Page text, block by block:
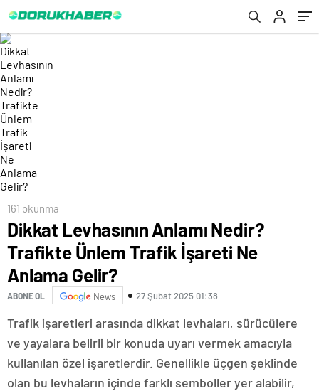
161 okunma
Dikkat Levhasının Anlamı Nedir?
Trafikte Ünlem Trafik İşareti Ne
Anlama Gelir?
ABONE OL News 27 Şubat 2025 01:38
Trafik işaretleri arasında dikkat levhaları, sürücülere
ve yayalara belirli bir konuda uyarı vermek amacıyla
kullanılan özel işaretlerdir. Genellikle üçgen şeklinde
olan bu levhaların içinde farklı semboller yer alabilir,